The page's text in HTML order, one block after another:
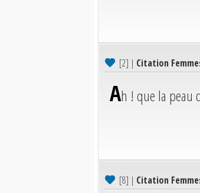
[2] | Citation
Ah ! que la peau
[8] | Citation